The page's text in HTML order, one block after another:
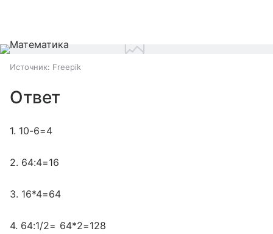
Источник: Freepik
Ответ
1. 10-6=4
2. 64:4=16
3. 16*4=64
4. 64:1/2= 64*2=128